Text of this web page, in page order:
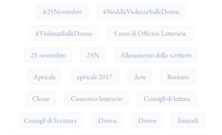
#25Novembre #NoAllaViolenzaSulleDonne
#ViolenzaSulleDonne 5 anni di Officina Letteraria
25 novembre 25N Allenamento dello scrittore
Apricale apricale 2017 Arte Business
Closer Concorso letterario Consigli di lettura
Consigli di Scrittura Donna Donne Einaudi